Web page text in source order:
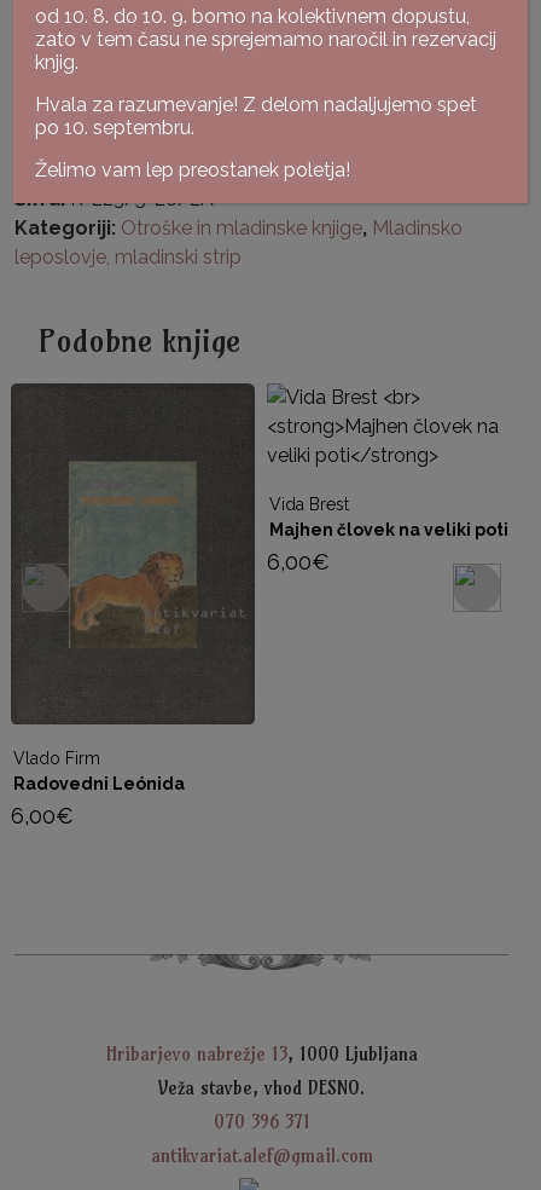
lokacija: antikvariat
Povej naprej:
Šifra:K-223/5-26/2A
Kategoriji: Otroške in mladinske knjige, Mladinsko
leposlovje, mladinski strip
Podobne knjige
Vlado Firm
Radovedni Leónida
6,00€
Vida Brest
Majhen človek na veliki poti
6,00€
Hribarjevo nabrežje 13, 1000 Ljubljana
Veža stavbe, vhod DESNO.
070 396 371
antikvariat.alef@gmail.com
od 10. 8. do 10. 9. bomo na kolektivnem dopustu,
zato v tem času ne sprejemamo naročil in rezervacij
knjig.
Hvala za razumevanje! Z delom nadaljujemo spet
po 10. septembru.
Želimo vam lep preostanek poletja!